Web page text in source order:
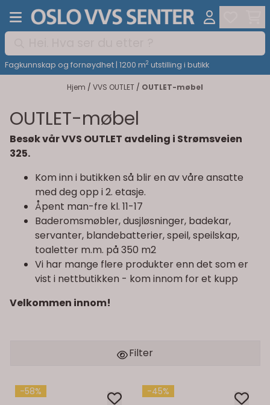
Hopp til innhold
Fagkunnskap og fornøydhet | 1200 m2 utstilling i butikk
Hjem / VVS OUTLET / OUTLET-møbel
OUTLET-møbel
Besøk vår VVS OUTLET avdeling i Strømsveien
325.
Kom inn i butikken så blir en av våre ansatte
med deg opp i 2. etasje.
Åpent man-fre kl. 11-17
Baderomsmøbler, dusjløsninger, badekar,
servanter, blandebatterier, speil, speilskap,
toaletter m.m. på 350 m2
Vi har mange flere produkter enn det som er
vist i nettbutikken - kom innom for et kupp
Velkommen innom!
Filter
-58% -45%